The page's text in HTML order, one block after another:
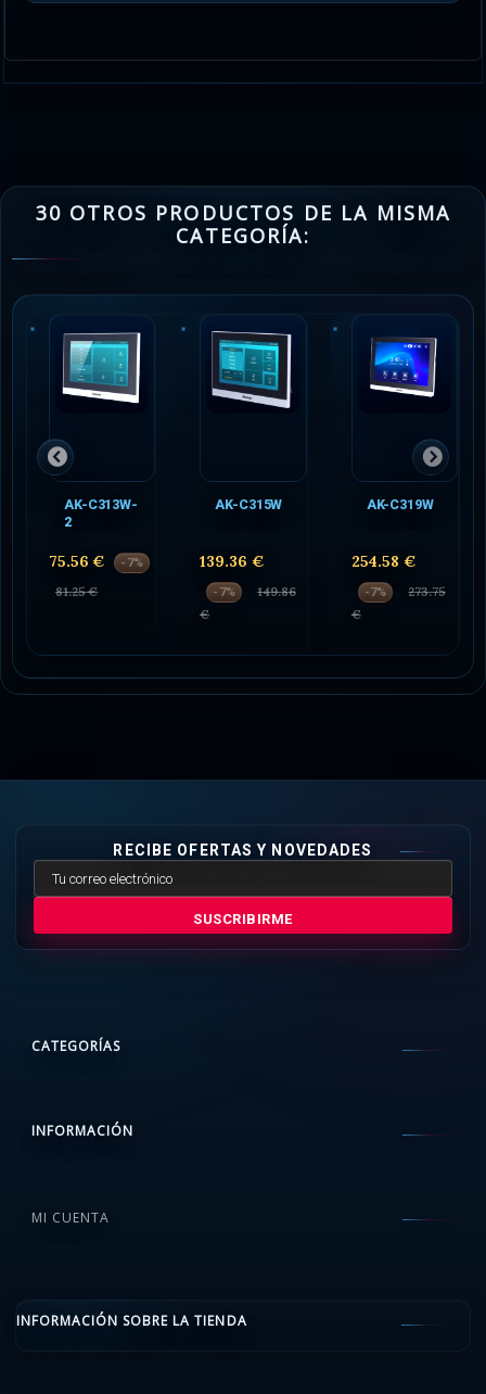
30 OTROS PRODUCTOS DE LA MISMA
CATEGORÍA:
AK-C313W-
2
75.56 € -7%
81.25 €
AK-C315W
139.36 €
-7%
149.86
€
AK-C319W
254.58 €
-7%
273.75
€
RECIBE OFERTAS Y NOVEDADES
SUSCRIBIRME
CATEGORÍAS
INFORMACIÓN
MI CUENTA
INFORMACIÓN SOBRE LA TIENDA